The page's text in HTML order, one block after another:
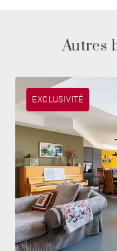
Autres
EXCLUSIVITÉ